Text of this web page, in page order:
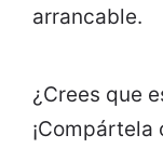
arrancable.
¿Crees que
¡Compártela